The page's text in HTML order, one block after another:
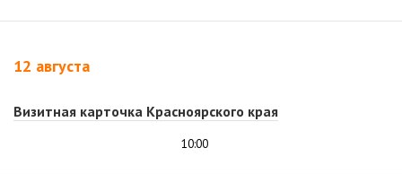
12 августа
Визитная карточка Красноярского края
10:00